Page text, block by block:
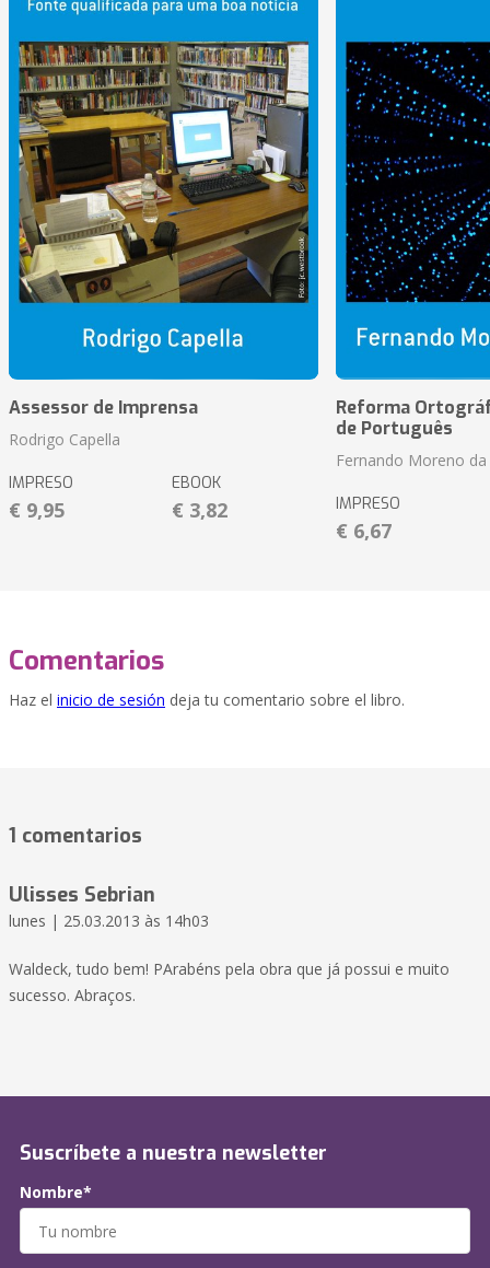
Assessor de Imprensa
Rodrigo Capella
IMPRESO
€ 9,95
EBOOK
€ 3,82
Reforma
de Português
Fernando Moreno da
IMPRESO
€ 6,67
Comentarios
Haz el inicio de sesión deja tu comentario sobre el libro.
1 comentarios
Ulisses Sebrian
lunes | 25.03.2013 às 14h03
Waldeck, tudo bem! PArabéns pela obra que já possui e muito
sucesso. Abraços.
Suscríbete a nuestra newsletter
Nombre*